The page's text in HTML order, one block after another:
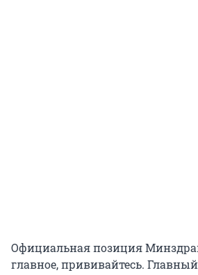
Официальная позиция
главное, прививайтесь.